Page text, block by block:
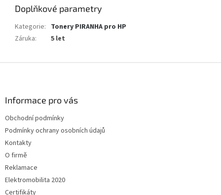
Doplňkové parametry
Kategorie: Tonery PIRANHA pro HP
Záruka: 5 let
Informace pro vás
Obchodní podmínky
Podmínky ochrany osobních údajů
Kontakty
O firmě
Reklamace
Elektromobilita 2020
Certifikáty